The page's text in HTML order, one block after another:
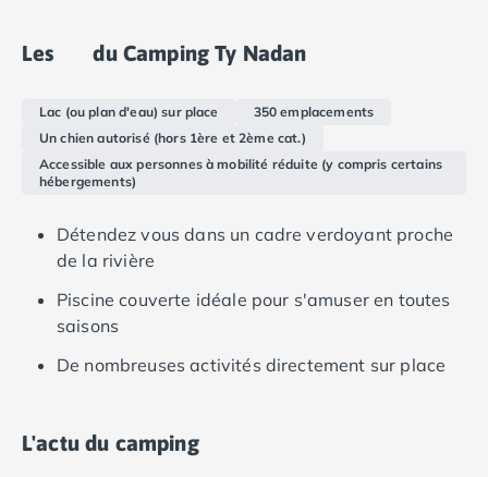
Camping Aude
Camping Gruissan
Camping Sigean
Camping Gard
Camping Aigues-Mortes
Camping Grau-du-Roi
Camping Nîmes
Camping Hérault
Camping Béziers
Camping La Grande Motte
Camping Marseillan-Plage
Camping Sète
Camping Valras-Plage
homes modernes convient aux visiteurs qui
du confort de la maison.
Les du Camping Ty Nadan
Lac (ou plan d'eau) sur place
350 emplacements
Un chien autorisé (hors 1ère et 2ème cat.)
Accessible aux personnes à mobilité réduite (y compris certains
hébergements)
Détendez vous dans un cadre verdoyant proche
de la rivière
Piscine couverte idéale pour s'amuser en toutes
saisons
De nombreuses activités directement sur place
L'actu du camping